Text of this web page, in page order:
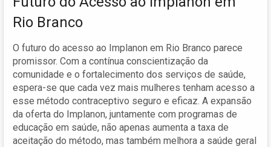
Rio Branco
O futuro do acesso ao Implanon em Rio Branco parece
promissor. Com a contínua conscientização da
comunidade e o fortalecimento dos serviços de saúde,
espera-se que cada vez mais mulheres tenham acesso a
esse método contraceptivo seguro e eficaz. A expansão
da oferta do Implanon, juntamente com programas de
educação em saúde, não apenas aumenta a taxa de
aceitação do método, mas também melhora a saúde geral